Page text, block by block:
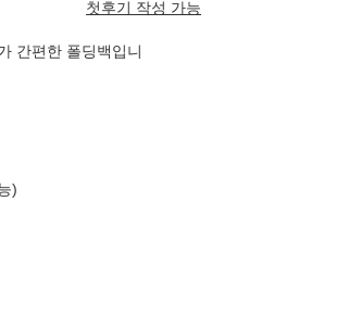
첫후기 작성 가능
간편한 폴딩백입니
)